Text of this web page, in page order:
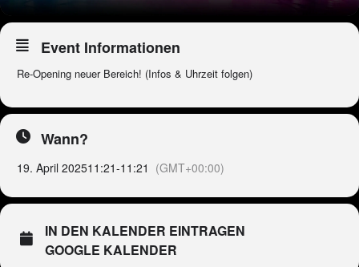
Event Informationen
Re-Opening neuer Bereich! (Infos & Uhrzeit folgen)
Wann?
19. April 202511:21-11:21 (GMT+00:00)
IN DEN KALENDER EINTRAGEN
GOOGLE KALENDER